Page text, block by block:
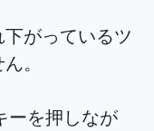
がっているツ
。
ーを押しなが